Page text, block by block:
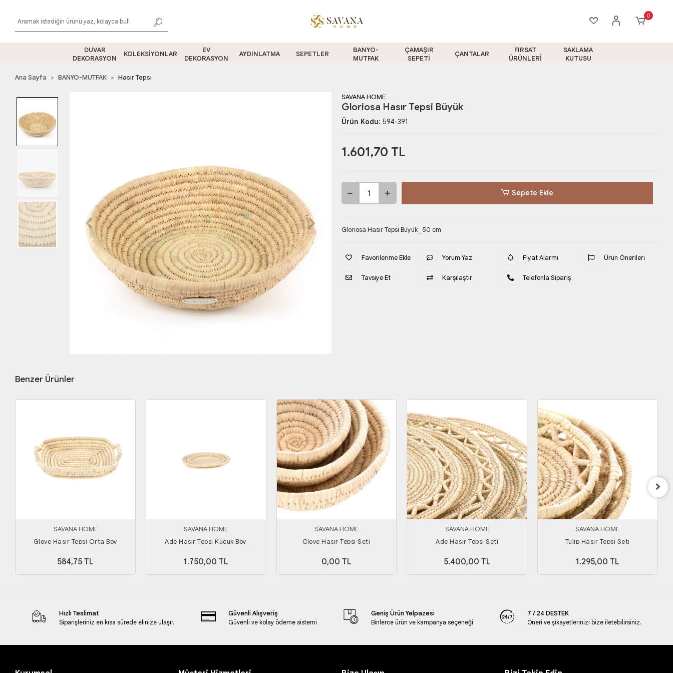
0
DUVAR
DEKORASYON
KOLEKSİYONLAR
EV
DEKORASYON
AYDINLATMA SEPETLER
BANYO-
MUTFAK
ÇAMAŞIR
SEPETİ
ÇANTALAR
FIRSAT
ÜRÜNLERİ
SAKLAMA
KUTUSU
Ana Sayfa BANYO-MUTFAK Hasır Tepsi
SAVANA HOME
Gloriosa Hasır Tepsi Büyük
Ürün Kodu: 594-391
1.601,70 TL
Sepete Ekle
Gloriosa Hasır Tepsi Büyük_ 50 cm
Favorilerime Ekle
Tavsiye Et
Yorum Yaz
Karşılaştır
Fiyat Alarmı
Telefonla Sipariş
Ürün Önerileri
Benzer Ürünler
SAVANA HOME
Glove Hasır Tepsi Orta Boy
584,75 TL
SAVANA HOME
Ade Hasır Tepsi Küçük Boy
1.750,00 TL
SAVANA HOME
Clove Hasır Tepsi Seti
0,00 TL
SAVANA HOME
Ade Hasır Tepsi Seti
5.400,00 TL
SAVANA HOME
Tulip Hasır Tepsi Seti
1.295,00 TL
Hızlı Teslimat
Siparişleriniz en kısa sürede elinize ulaşır.
Güvenli Alışveriş
Güvenli ve kolay ödeme sistemi
Geniş Ürün Yelpazesi
Binlerce ürün ve kampanya seçeneği
7 / 24 DESTEK
Öneri ve şikayetlerinizi bize iletebilirsiniz.